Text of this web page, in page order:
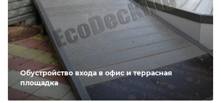
Обустройство входа в офис и террасная
площадка